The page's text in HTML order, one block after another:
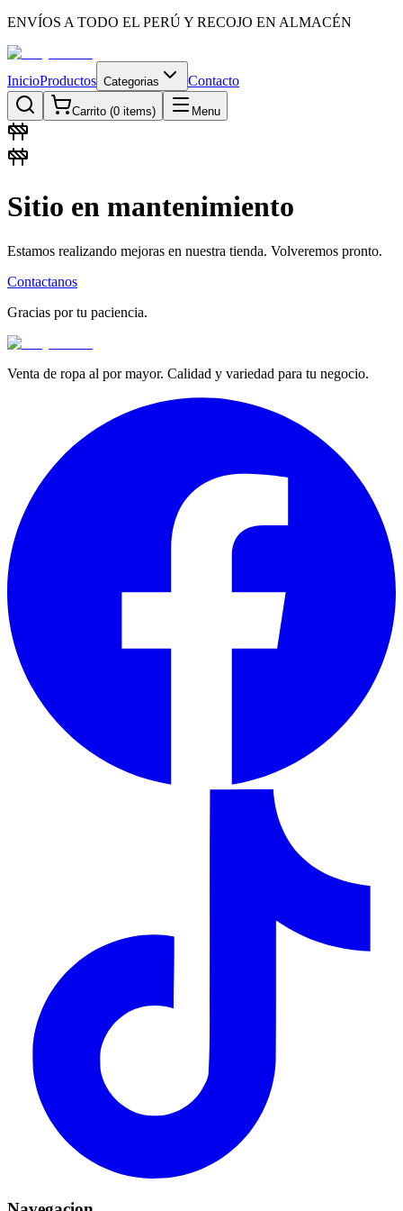
ENVÍOS A TODO EL PERÚ Y RECOJO EN ALMACÉN
InicioProductos Categorias Contacto
Carrito (0 items) Menu
Sitio en mantenimiento
Estamos realizando mejoras en nuestra tienda. Volveremos pronto.
Contactanos
Gracias por tu paciencia.
Venta de ropa al por mayor. Calidad y variedad para tu negocio.